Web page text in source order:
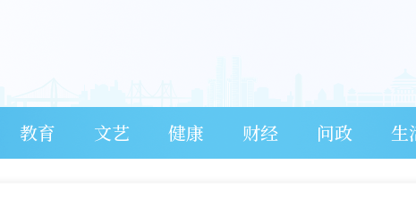
教育 文艺 健康 财经 问政 生